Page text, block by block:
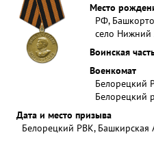
Место
РФ,
село Нижний
Воинская
Военкомат
Белорецкий
Белорецкий
Дата и место призыва
Белорецкий РВК, Башкирская